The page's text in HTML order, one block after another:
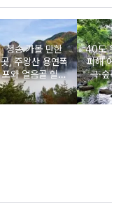
청송 가볼 만한
곳, 주왕산 용연폭
포와 얼음골 힐링
코스
40도 웃
피해 어
곡·숲·
떠나는
여